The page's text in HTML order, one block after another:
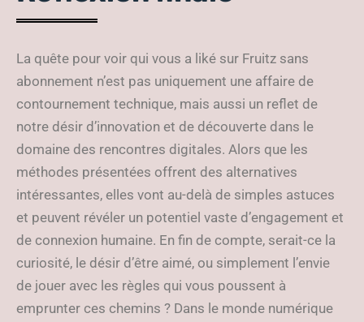
La quête pour voir qui vous a liké sur Fruitz sans
abonnement n’est pas uniquement une affaire de
contournement technique, mais aussi un reflet de
notre désir d’innovation et de découverte dans le
domaine des rencontres digitales. Alors que les
méthodes présentées offrent des alternatives
intéressantes, elles vont au-delà de simples astuces
et peuvent révéler un potentiel vaste d’engagement et
de connexion humaine. En fin de compte, serait-ce la
curiosité, le désir d’être aimé, ou simplement l’envie
de jouer avec les règles qui vous poussent à
emprunter ces chemins ? Dans le monde numérique